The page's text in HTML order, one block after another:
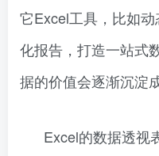
它Excel工具，比如
化报告，打造一站式
据的价值会逐渐沉淀
Excel的数据透视